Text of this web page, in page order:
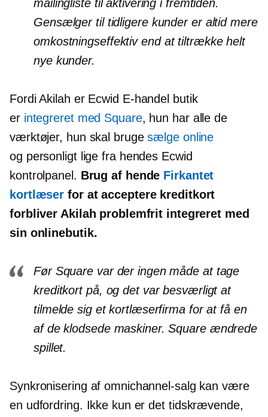
mailingliste til aktivering i fremtiden.
Gensælgertil tidligere kunder er altid mere
omkostningseffektivend at tiltrække helt
nye kunder.
Fordi Akilah er Ecwid E-handel butik
er integreret med Square, hun har alle de
værktøjer, hun skal brugesælge online
og personligtlige fra hendes Ecwid
kontrolpanel. Brug af hende Firkantet
kortlæser for at acceptere kreditkort
forbliver Akilah problemfrit integreret med
sin onlinebutik.
Før Square var der ingen måde at tage
kreditkort på, og det var besværligt at
tilmelde sig et kortlæserfirma for at få en
af ​​de klodsede maskiner. Square ændrede
spillet.
Synkronisering af omnichannel-salg kan være
en udfordring. Ikke kun er det tidskrævende,